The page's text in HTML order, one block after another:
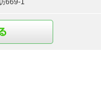
669-1